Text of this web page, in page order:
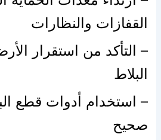
القفازات والنظارات
– التأكد من استقرار
البلاط
– استخدام أدوات قطع
صحيح